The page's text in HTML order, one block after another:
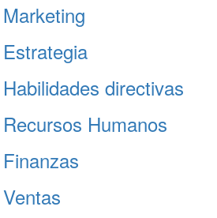
Marketing
Estrategia
Habilidades directivas
Recursos Humanos
Finanzas
Ventas